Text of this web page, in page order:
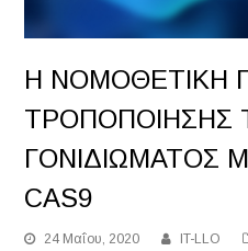
Η ΝΟΜΟΘΕΤΙΚΗ
ΤΡΟΠΟΠΟΙΗΣΗΣ
ΓΟΝΙΔΙΩΜΑΤΟΣ
CAS9
24 Μαΐου, 2020 IT-LLO